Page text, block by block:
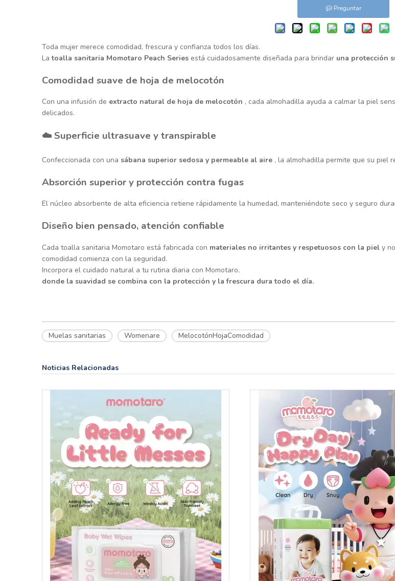
Preguntar
Toda mujer merece comodidad, frescura y confianza todos los días.
Latoalla sanitaria Momotaro Peach Series está cuidadosamente diseñada para brindar una protección
Comodidad suave de hoja de melocotón
Con una infusión de extracto natural de hoja de melocotón , cada almohadilla ayuda a calmar la piel
delicados.
☁️ Superficie ultrasuave y transpirable
Confeccionada con una sábana superior sedosa y permeable al aire , la almohadilla permite que su piel
Absorción superior y protección contra fugas
El núcleo absorbente de alta eficiencia retiene rápidamente la humedad, manteniéndote seco y seguro
Diseño bien pensado, atención confiable
Cada toalla sanitaria Momotaro está fabricada con materiales no irritantes y respetuosos con la piel y
comodidad comienza con la seguridad.
Incorpora el cuidado natural a tu rutina diaria con Momotaro,
donde la suavidad se combina con la protección y la frescura dura todo el día.
Muelas sanitarias Womenare MelocotónHojaComodidad
Noticias Relacionadas